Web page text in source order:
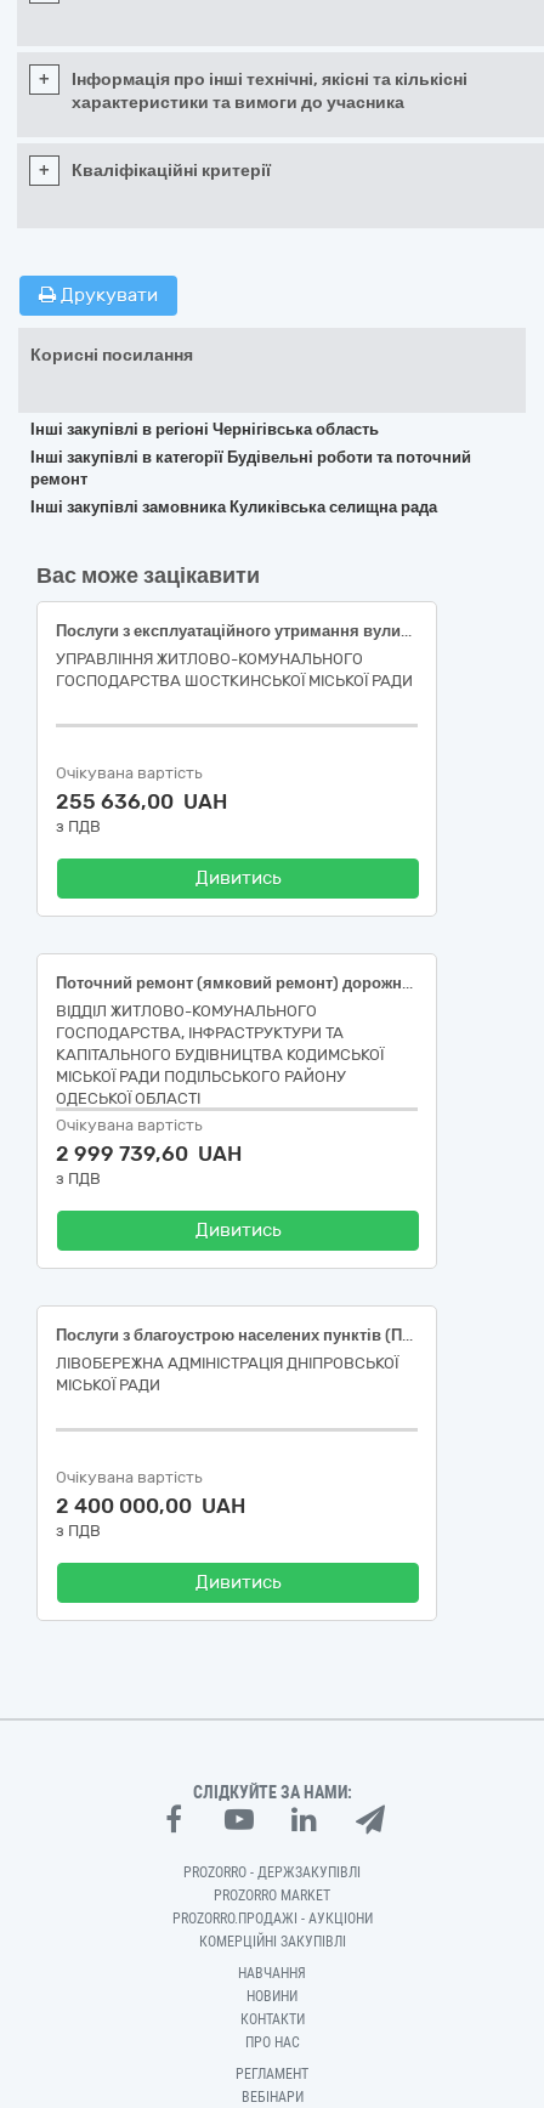
+
Інформація про інші технічні, якісні та кількісні
характеристики та вимоги до учасника
+ Кваліфікаційні критерії
Друкувати
Корисні посилання
Інші закупівлі в регіоні Чернігівська область
Інші закупівлі в категорії Будівельні роботи та поточний
ремонт
Інші закупівлі замовника Куликівська селищна рада
Вас може зацікавити
Послуги з експлуатаційного утримання вулиць і доріг комунальної власності по вул. Григорія Квітки-Основ’яненка в м. Шостка Сумської області
УПРАВЛІННЯ ЖИТЛОВО-КОМУНАЛЬНОГО
ГОСПОДАРСТВА ШОСТКИНСЬКОЇ МІСЬКОЇ РАДИ
Очікувана вартість
255 636,00 UAH
з ПДВ
Дивитись
Поточний ремонт (ямковий ремонт) дорожнього покриття в м. Кодима Подільського району Одеської області Код ДК 021:2015 - 45230000-8 — Будівництво трубопроводів, ліній зв’язку та електропередач, шосе, доріг, аеродромів і залізничних доріг; вирівнювання поверхонь
ВІДДІЛ ЖИТЛОВО-КОМУНАЛЬНОГО
ГОСПОДАРСТВА, ІНФРАСТРУКТУРИ ТА
КАПІТАЛЬНОГО БУДІВНИЦТВА КОДИМСЬКОЇ
МІСЬКОЇ РАДИ ПОДІЛЬСЬКОГО РАЙОНУ
ОДЕСЬКОЇ ОБЛАСТІ
Очікувана вартість
2 999 739,60 UAH
з ПДВ
Дивитись
Послуги з благоустрою населених пунктів (Послуги з відсипки доріг шлаком, грейдування доріг на території Самарського району м. Дніпро)
ЛІВОБЕРЕЖНА АДМІНІСТРАЦІЯ ДНІПРОВСЬКОЇ
МІСЬКОЇ РАДИ
Очікувана вартість
2 400 000,00 UAH
з ПДВ
Дивитись
СЛІДКУЙТЕ ЗА НАМИ:
PROZORRO - ДЕРЖЗАКУПІВЛІ
PROZORRO MARKET
PROZORRO.ПРОДАЖІ - АУКЦІОНИ
КОМЕРЦІЙНІ ЗАКУПІВЛІ
НАВЧАННЯ
НОВИНИ
КОНТАКТИ
ПРО НАС
РЕГЛАМЕНТ
ВЕБІНАРИ